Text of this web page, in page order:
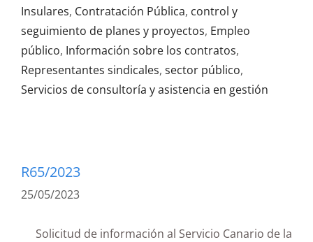
Insulares, Contratación Pública, control y
seguimiento de planes y proyectos, Empleo
público, Información sobre los contratos,
Representantes sindicales, sector público,
Servicios de consultoría y asistencia en gestión
R65/2023
25/05/2023
Solicitud de información al Servicio Canario de la